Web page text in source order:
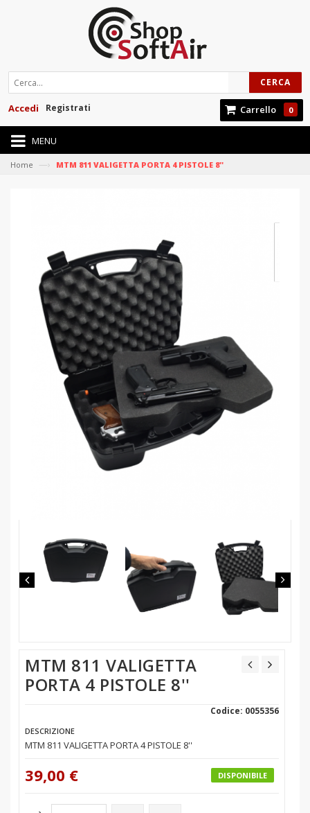
CERCA
Carrello 0
Registrati
Accedi
MENU
Home —› MTM 811 VALIGETTA PORTA 4 PISTOLE 8''
MTM 811 VALIGETTA
PORTA 4 PISTOLE 8''
Codice: 0055356
DESCRIZIONE
MTM 811 VALIGETTA PORTA 4 PISTOLE 8''
DISPONIBILE
39,00 €